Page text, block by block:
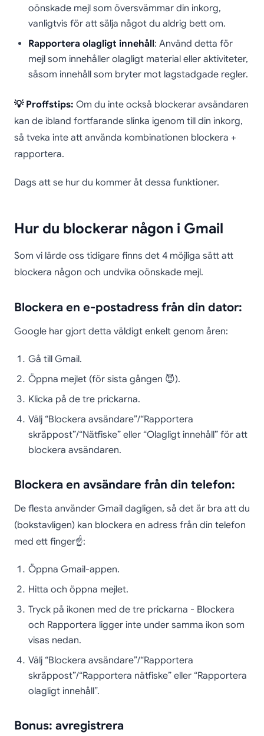
oönskade mejl som översvämmar din inkorg,
vanligtvis för att sälja något du aldrig bett om.
Rapportera olagligt innehåll: Använd detta för
mejl som innehåller olagligt material eller aktiviteter,
såsom innehåll som bryter mot lagstadgade regler.
💡 Proffstips: Om du inte också blockerar avsändaren
kan de ibland fortfarande slinka igenom till din inkorg,
så tveka inte att använda kombinationen blockera +
rapportera.
Dags att se hur du kommer åt dessa funktioner.
Hur du blockerar någon i Gmail
Som vi lärde oss tidigare finns det 4 möjliga sätt att
blockera någon och undvika oönskade mejl.
Blockera en e-postadress från din dator:
Google har gjort detta väldigt enkelt genom åren:
Gå till Gmail.
Öppna mejlet (för sista gången 😈).
Klicka på de tre prickarna.
Välj “Blockera avsändare”/“Rapportera
skräppost”/“Nätfiske” eller “Olagligt innehåll” för att
blockera avsändaren.
Blockera en avsändare från din telefon:
De flesta använder Gmail dagligen, så det är bra att du
(bokstavligen) kan blockera en adress från din telefon
med ett finger☝️:
Öppna Gmail-appen.
Hitta och öppna mejlet.
Tryck på ikonen med de tre prickarna - Blockera
och Rapportera ligger inte under samma ikon som
visas nedan.
Välj “Blockera avsändare”/“Rapportera
skräppost”/“Rapportera nätfiske” eller “Rapportera
olagligt innehåll”.
Bonus: avregistrera